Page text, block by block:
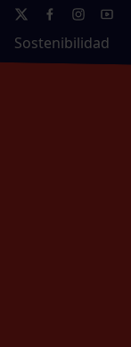
Sostenibilidad